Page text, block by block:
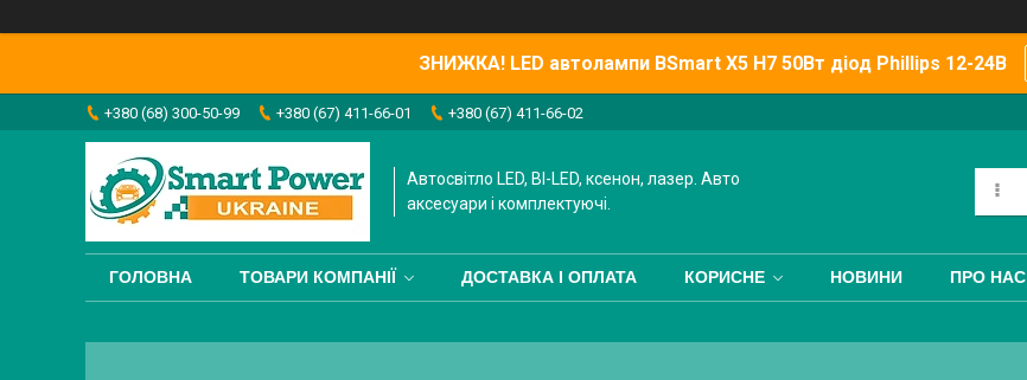
ЗНИЖКА! LED автолампи BSmart X5 H7 50Вт діод Phillips 12-24В
+380 (68) 300-50-99 +380 (67) 411-66-01 +380 (67) 411-66-02
Автосвітло LED, BI-LED, ксенон, лазер. Авто
аксесуари і комплектуючі.
ГОЛОВНА ТОВАРИ КОМПАНІЇ ДОСТАВКА І ОПЛАТА КОРИСНЕ НОВИНИ ПРО НАС